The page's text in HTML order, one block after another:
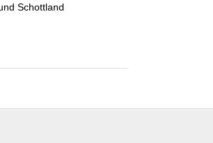
Schottland